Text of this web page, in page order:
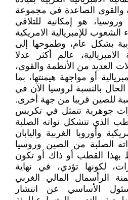
والقوى الصاعدة في مجموعة
هو إمكانية للتلاقي
للإمبريالية الامريكية
بشكل عام، وطموحها إلى
عالم أكثر عدلا
العديد من الأنظمة والقوى،
أو مواجهة هيمنتها، بما
بالنسبة لروسيا الآن في
للصين قريبا من جهة أخرى.
جوهرية تتمثل في تكريس
الذي تتشكل نواته الصلبة
وأوروبا الغربية واليابان
الصلبة من الصين وروسيا
بهذا القطب أو ذاك أو تكون
لكونها تؤدي، في نهاية
الرأسمال المالي الغربي
الأساسي عن انتشار